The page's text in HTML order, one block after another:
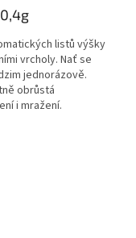
listů výšky
vrcholy. Nať se
jednorázově.
obrůstá
i mražení.